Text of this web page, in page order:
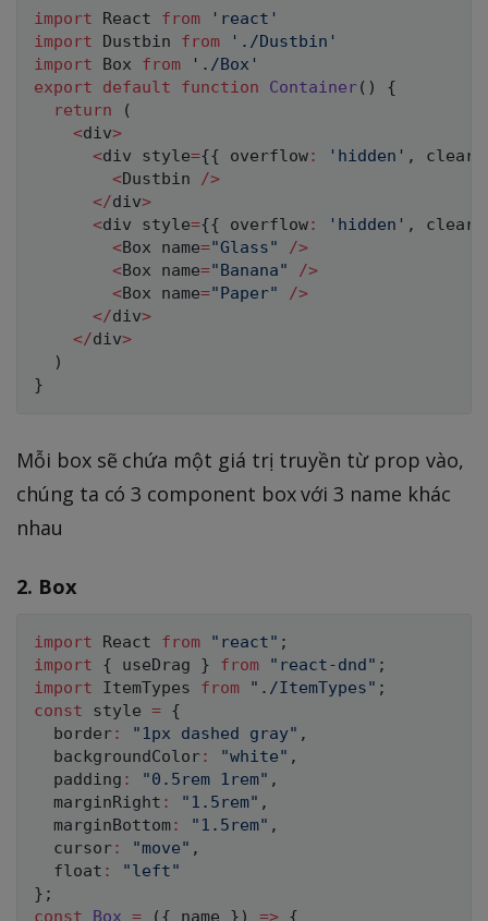
import React from
'react'
import Dustbin from
'./Dustbin'
import Box from
'./Box'
export
default function Container( )
{
return
(
<div>
<div style={{ overflow: 'hidden' , clear
<Dustbin />
</div>
<div style={{ overflow: 'hidden' , clear
<Box name="Glass" />
<Box name="Banana" />
<Box name="Paper" />
</div>
</div>
)
}
Mỗi box sẽ chứa một giá trị truyền từ prop vào,
chúng ta có 3 component box với 3 name khác
nhau
2. Box
import React from "react" ;
import
{ useDrag } from "react-dnd" ;
import ItemTypes from "./ItemTypes" ;
const style = {
  border
: "1px dashed gray" ,
  backgroundColor
: "white" ,
  padding
: "0.5rem 1rem" ,
  marginRight
: "1.5rem" ,
  marginBottom
: "1.5rem" ,
  cursor
: "move" ,
  float
:
"left"
} ;